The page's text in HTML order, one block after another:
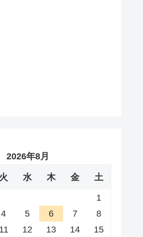
2026年8月
火 水 木 金 土
1
4 5 6 7
8
11 12 13 14
15